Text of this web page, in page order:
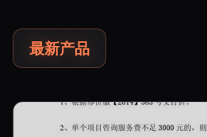
最新产品